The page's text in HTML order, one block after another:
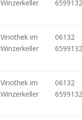
Winzerkeller
Vinothek im
Winzerkeller
06132
Vinothek im
Winzerkeller
06132